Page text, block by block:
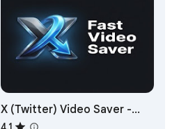
X (Twitter) Video Saver -
Download Twitter-videoer